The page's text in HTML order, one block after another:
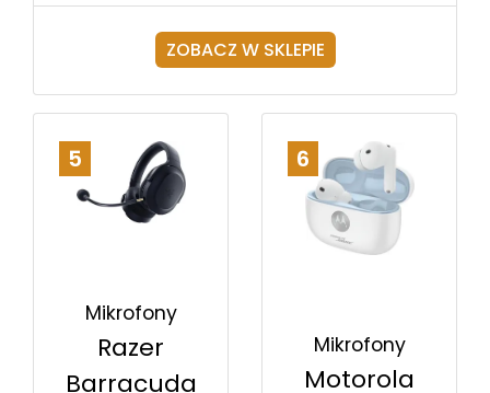
ZOBACZ W SKLEPIE
5
Mikrofony
Razer
Barracuda
6
Mikrofony
Motorola